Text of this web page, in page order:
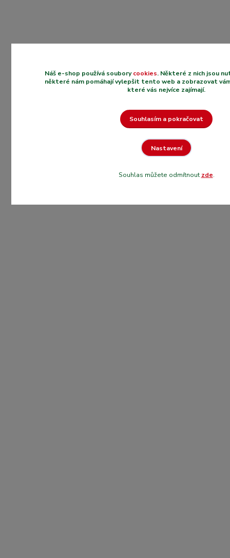
Náš e-shop používá souborycookies. Některé z nich jsou
některé nám pomáhají vylepšit tento web a zobrazovat
které vás nejvíce zajímají.
Nastavení
Souhlasím a pokračovat
Souhlas můžete odmítnout zde.